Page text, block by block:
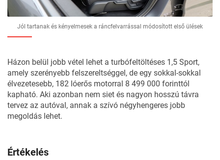
Jól tartanak és kényelmesek a ráncfelvarrással módosított első ülések
Házon belül jobb vétel lehet a turbófeltöltéses 1,5 Sport,
amely szerényebb felszereltséggel, de egy sokkal-sokkal
élvezetesebb, 182 lóerős motorral 8 499 000 forinttól
kapható. Aki azonban nem siet és nagyon hosszú távra
tervez az autóval, annak a szívó négyhengeres jobb
megoldás lehet.
Értékelés